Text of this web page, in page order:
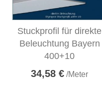
Stuckprofil für direkte
Beleuchtung Bayern
400+10
34,58 € /Meter